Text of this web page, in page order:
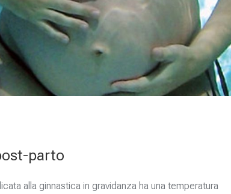
parto
alla ginnastica in gravidanza ha una temperatura